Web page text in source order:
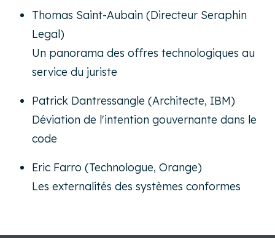
Thomas Saint-Aubain (Directeur Seraphin
Legal)
Un panorama des offres technologiques au
service du juriste
Patrick Dantressangle (Architecte, IBM)
Déviation de l'intention gouvernante dans le
code
Eric Farro (Technologue, Orange)
Les externalités des systèmes conformes